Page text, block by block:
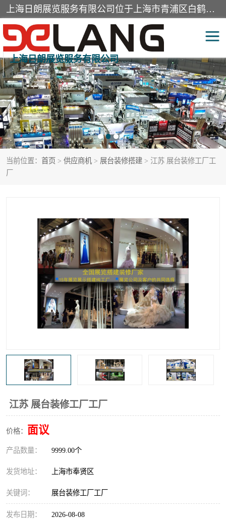
上海日朗展览服务有限公司位于上海市青浦区白鹤镇，营业范围有展览展示会务服务，室内装饰设计及施工，展示道具设计制作，舞台设计，图文设计，灯箱制作，园林绿化工程，广告装潢材料，建筑材料，办公用品，工艺礼品日用百货销售。
上海日朗展览服务有限公司
当前位置： 首页 > 供应商机 > 展台装修搭建 > 江苏 展台装修工厂工
厂
江苏 展台装修工厂工厂
价格： 面议
产品数量： 9999.00个
发货地址： 上海市奉贤区
关键词： 展台装修工厂工厂
发布日期： 2026-08-08
展台装修搭建 活动会议执行
展厅装修 专柜制作
展会装修设计 展会搭建
活动策划 展会服务